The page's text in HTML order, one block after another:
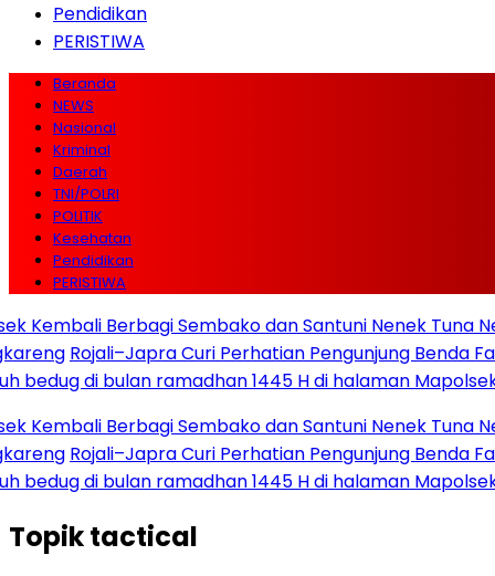
Pendidikan
PERISTIWA
Beranda
NEWS
Nasional
Kriminal
Daerah
TNI/POLRI
POLITIK
Kesehatan
Pendidikan
PERISTIWA
Berbagi Sembako dan Santuni Nenek Tuna
Rojali–Japra Curi Perhatian Pengunjung Benda Fair
di bulan ramadhan 1445 H di halaman Mapolsek
Berbagi Sembako dan Santuni Nenek Tuna
Rojali–Japra Curi Perhatian Pengunjung Benda Fair
di bulan ramadhan 1445 H di halaman Mapolsek
Topiktactical